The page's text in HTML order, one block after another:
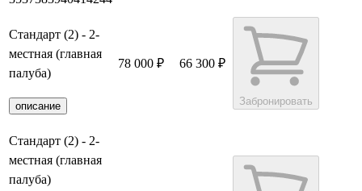
Стандарт (2) - 2-
местная (главная
палуба)
описание
78 000 ₽ 66 300 ₽
Забронировать
Стандарт (2) - 2-
местная (главная
палуба)